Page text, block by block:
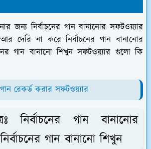
জন্য নির্বাচনের গান বানানোর সফটওয়্যার
দেরি না করে নির্বাচনের গান বানানোর
গান বানানো শিখুন সফটওয়্যার গুলো কি
রেকর্ড করার সফটওয়্যার
নির্বাচনের গান বানানোর
গান বানানো শিখুন